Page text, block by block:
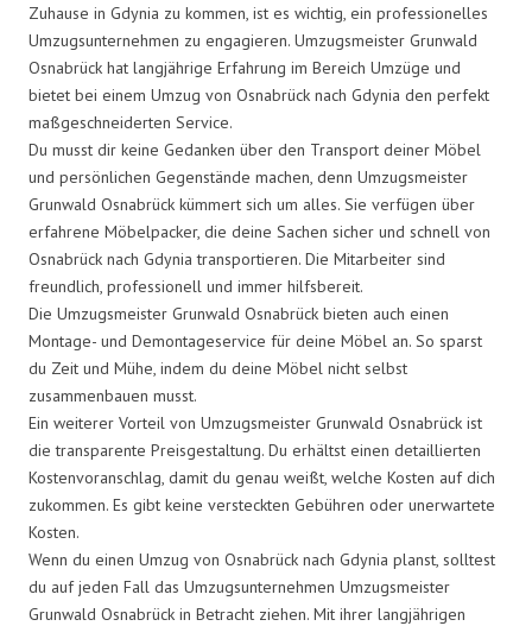
Zuhause in Gdynia zu kommen, ist es wichtig, ein professionelles
Umzugsunternehmen zu engagieren. Umzugsmeister Grunwald
Osnabrück hat langjährige Erfahrung im Bereich Umzüge und
bietet bei einem Umzug von Osnabrück nach Gdynia den perfekt
maßgeschneiderten Service.
Du musst dir keine Gedanken über den Transport deiner Möbel
und persönlichen Gegenstände machen, denn Umzugsmeister
Grunwald Osnabrück kümmert sich um alles. Sie verfügen über
erfahrene Möbelpacker, die deine Sachen sicher und schnell von
Osnabrück nach Gdynia transportieren. Die Mitarbeiter sind
freundlich, professionell und immer hilfsbereit.
Die Umzugsmeister Grunwald Osnabrück bieten auch einen
Montage- und Demontageservice für deine Möbel an. So sparst
du Zeit und Mühe, indem du deine Möbel nicht selbst
zusammenbauen musst.
Ein weiterer Vorteil von Umzugsmeister Grunwald Osnabrück ist
die transparente Preisgestaltung. Du erhältst einen detaillierten
Kostenvoranschlag, damit du genau weißt, welche Kosten auf dich
zukommen. Es gibt keine versteckten Gebühren oder unerwartete
Kosten.
Wenn du einen Umzug von Osnabrück nach Gdynia planst, solltest
du auf jeden Fall das Umzugsunternehmen Umzugsmeister
Grunwald Osnabrück in Betracht ziehen. Mit ihrer langjährigen